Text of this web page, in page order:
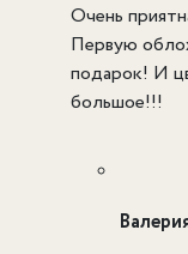
Очень
Первую
подарок! И
большое!!!